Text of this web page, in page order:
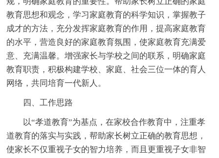
教育思想和观念，学习家庭教育的科学知识，掌握教子
成才的方法，充分发挥家庭教育的作用，提高家庭教育
的水平，营造良好的家庭教育氛围，使家庭教育充满爱
意、充满温馨。增强家长与学校之间的联系，明确家庭
教育职责，积极构建学校、家庭、社会三位一体的育人
网络，共同培育一代新人。
四、工作思路
以“孝道教育”为基点，在家校合作教育中，注重孝
道教育的落实与实践，帮助家长树立正确的教育思想，
使家长不仅重视子女的智力培养，而且更重视子女非智